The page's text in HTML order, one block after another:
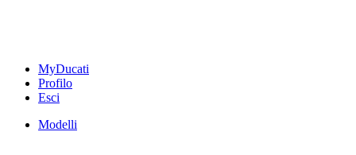
MyDucati
Profilo
Esci
Modelli